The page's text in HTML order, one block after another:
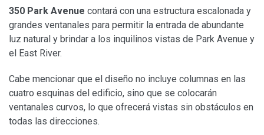
350 Park Avenue contará con una estructura escalonada y
grandes ventanales para permitir la entrada de abundante
luz natural y brindar a los inquilinos vistas de Park Avenue y
el East River.
Cabe mencionar que el diseño no incluye columnas en las
cuatro esquinas del edificio, sino que se colocarán
ventanales curvos, lo que ofrecerá vistas sin obstáculos en
todas las direcciones.